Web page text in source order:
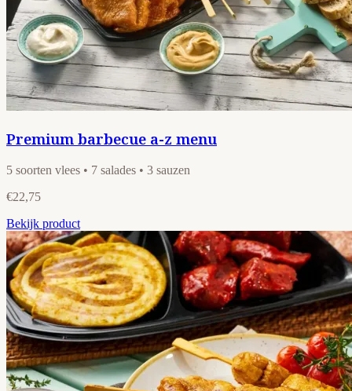
Premium barbecue a-z menu
5 soorten vlees • 7 salades • 3 sauzen
€22,75
Bekijk product